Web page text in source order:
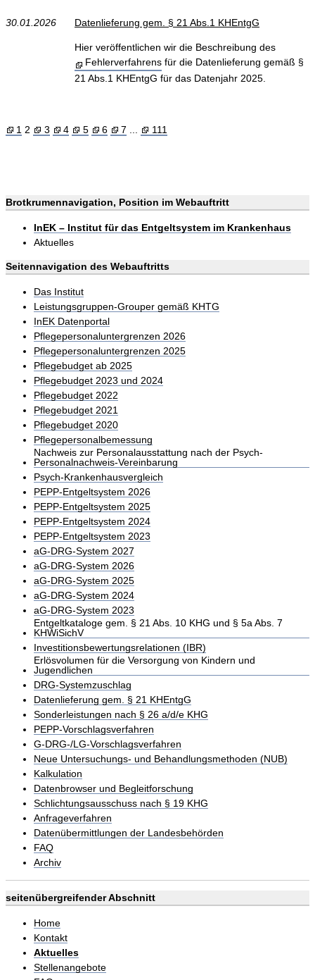
30.01.2026 Datenlieferung gem. § 21 Abs.1 KHEntgG
Hier veröffentlichen wir die Beschreibung des
Fehlerverfahrens für die Datenlieferung gemäß §
21 Abs.1 KHEntgG für das Datenjahr 2025.
1 2 3 4 5 6 7 111
Brotkrumennavigation, Position im Webauftritt
InEK – Institut für das Entgeltsystem im Krankenhaus
Aktuelles
Seitennavigation des Webauftritts
Das Institut
Leistungsgruppen-Grouper gemäß KHTG
InEK Datenportal
Pflegepersonaluntergrenzen 2026
Pflegepersonaluntergrenzen 2025
Pflegebudget ab 2025
Pflegebudget 2023 und 2024
Pflegebudget 2022
Pflegebudget 2021
Pflegebudget 2020
Pflegepersonalbemessung
Nachweis zur Personalausstattung nach der Psych-
Personalnachweis-Vereinbarung
Psych-Krankenhausvergleich
PEPP-Entgeltsystem 2026
PEPP-Entgeltsystem 2025
PEPP-Entgeltsystem 2024
PEPP-Entgeltsystem 2023
aG-DRG-System 2027
aG-DRG-System 2026
aG-DRG-System 2025
aG-DRG-System 2024
aG-DRG-System 2023
Entgeltkataloge gem. § 21 Abs. 10 KHG und § 5a Abs. 7
KHWiSichV
Investitionsbewertungsrelationen (IBR)
Erlösvolumen für die Versorgung von Kindern und
Jugendlichen
DRG-Systemzuschlag
Datenlieferung gem. § 21 KHEntgG
Sonderleistungen nach § 26 a/d/e KHG
PEPP-Vorschlagsverfahren
G-DRG-/LG-Vorschlagsverfahren
Neue Untersuchungs- und Behandlungsmethoden (NUB)
Kalkulation
Datenbrowser und Begleitforschung
Schlichtungsausschuss nach § 19 KHG
Anfrageverfahren
Datenübermittlungen der Landesbehörden
FAQ
Archiv
seitenübergreifender Abschnitt
Home
Kontakt
Aktuelles
Stellenangebote